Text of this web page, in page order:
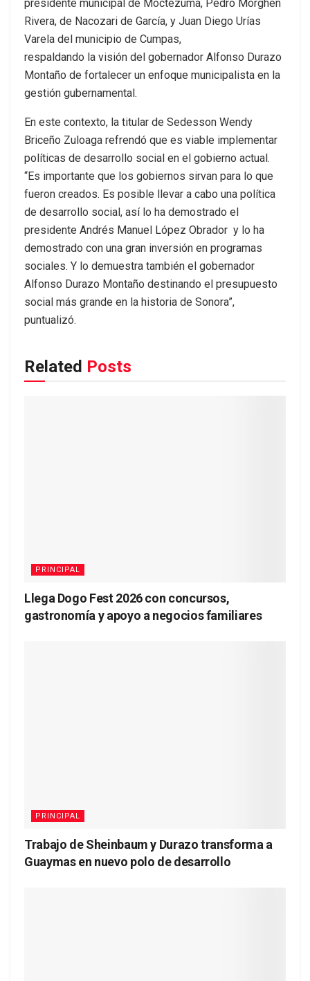
presidente municipal de Moctezuma, Pedro Morghen
Rivera, de Nacozari de García, y Juan Diego Urías
Varela del municipio de Cumpas,
respaldando la visión del gobernador Alfonso Durazo
Montaño de fortalecer un enfoque municipalista en la
gestión gubernamental.
En este contexto, la titular de Sedesson Wendy
Briceño Zuloaga refrendó que es viable implementar
políticas de desarrollo social en el gobierno actual.
“Es importante que los gobiernos sirvan para lo que
fueron creados. Es posible llevar a cabo una política
de desarrollo social, así lo ha demostrado el
presidente Andrés Manuel López Obrador y lo ha
demostrado con una gran inversión en programas
sociales. Y lo demuestra también el gobernador
Alfonso Durazo Montaño destinando el presupuesto
social más grande en la historia de Sonora”,
puntualizó.
Related Posts
PRINCIPAL
Llega Dogo Fest 2026 con concursos,
gastronomía y apoyo a negocios familiares
PRINCIPAL
Trabajo de Sheinbaum y Durazo transforma a
Guaymas en nuevo polo de desarrollo